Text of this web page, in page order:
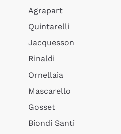
Agrapart
Quintarelli
Jacquesson
Rinaldi
Ornellaia
Mascarello
Gosset
Biondi Santi